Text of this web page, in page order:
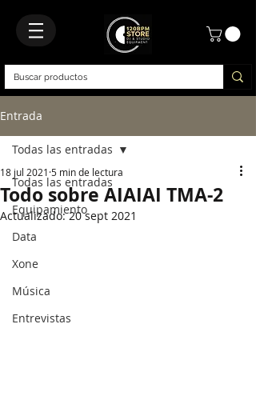
Entrada
Todas las entradas
Equipamiento
Data
Xone
Música
Entrevistas
Todas las entradas
Todo sobre AIAIAI TMA-2
18 jul 2021 5 min de lectura
Actualizado:20 sept 2021